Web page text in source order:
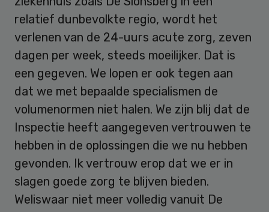
relatief dunbevolkte regio, wordt het
verlenen van de 24-uurs acute zorg, zeven
dagen per week, steeds moeilijker. Dat is
een gegeven. We lopen er ook tegen aan
dat we met bepaalde specialismen de
volumenormen niet halen. We zijn blij dat de
Inspectie heeft aangegeven vertrouwen te
hebben in de oplossingen die we nu hebben
gevonden. Ik vertrouw erop dat we er in
slagen goede zorg te blijven bieden.
Weliswaar niet meer volledig vanuit De